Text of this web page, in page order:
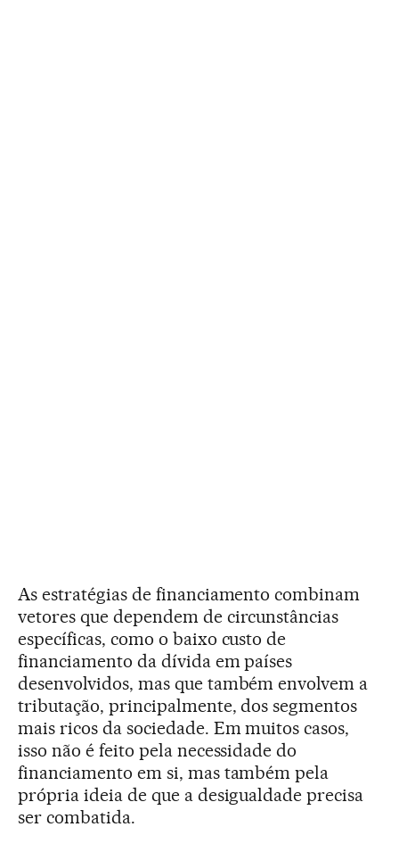
As estratégias de financiamento combinam
vetores que dependem de circunstâncias
específicas, como o baixo custo de
financiamento da dívida em países
desenvolvidos, mas que também envolvem a
tributação, principalmente, dos segmentos
mais ricos da sociedade. Em muitos casos,
isso não é feito pela necessidade do
financiamento em si, mas também pela
própria ideia de que a desigualdade precisa
ser combatida.